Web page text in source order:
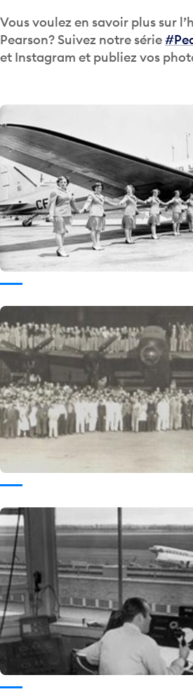
Vous voulez en savoir plus sur
Pearson? Suivez notre série
et Instagram et publiez vos